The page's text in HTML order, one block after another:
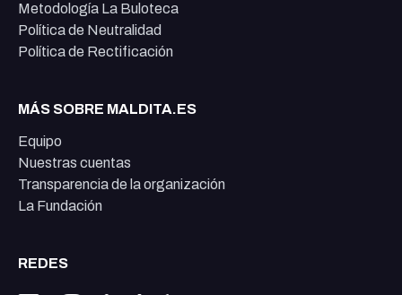
Metodología La Buloteca
Política de Neutralidad
Política de Rectificación
MÁS SOBRE MALDITA.ES
Equipo
Nuestras cuentas
Transparencia de la organización
La Fundación
REDES